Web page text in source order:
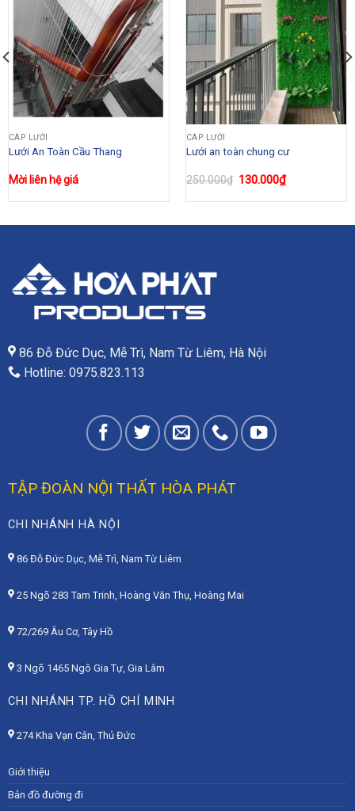
CÁP LƯỚI
Lưới An Toàn Cầu Thang
Mời liên hệ giá
CÁP LƯỚI
Lưới an toàn chung cư
250.000₫ Giá
là:
130.000₫Giá
hiện
tại
130.000₫.
86 Đỗ Đức Dục, Mễ Trì, Nam Từ Liêm, Hà Nội
Hotline: 0975.823.113
TẬP ĐOÀN NỘI THẤT HÒA PHÁT
CHI NHÁNH HÀ NỘI
86 Đỗ Đức Dục, Mễ Trì, Nam Từ Liêm
25 Ngõ 283 Tam Trinh, Hoàng Văn Thụ, Hoàng Mai
72/269 Âu Cơ, Tây Hồ
3 Ngõ 1465 Ngô Gia Tự, Gia Lâm
CHI NHÁNH TP. HỒ CHÍ MINH
274 Kha Vạn Cân, Thủ Đức
Giới thiệu
Bản đồ đường đi